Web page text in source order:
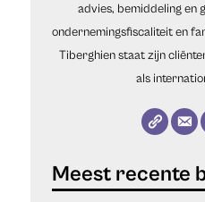
advies, bemiddeling en
ondernemingsfiscaliteit en
Tiberghien staat zijn
als